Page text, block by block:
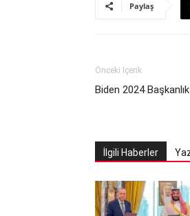
Paylaş
Önceki İçerik
Biden 2024
İlgili Haberler